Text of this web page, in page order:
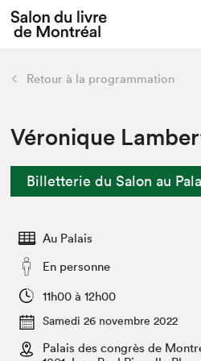
Espace médias
Espace exposant⋅e⋅s
Tout sur l'édition
Actualités
Vidéos et Balados
Club de lecture
retour
Édition 2022
Nous connaître
Projets partenaires 2022
Archives
Liens pratiques
Retour à la programmation
Véronique
Billetterie du Salon au
Au Palais
En personne
11h00 à 12h00
Samedi 26 novembre 2022
Palais des congrès de